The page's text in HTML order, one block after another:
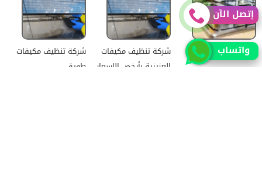
تصليح افران بالرياض
شركة تنظيف مكيفات
العزيزية بأرخص الاسعار
شركة تنظيف مكيفات
طويق
إتصل الآن
واتساب